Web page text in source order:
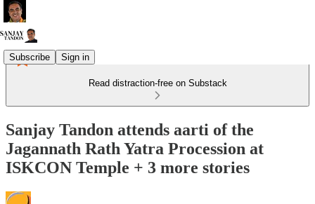
Subscribe Sign in
Read distraction-free on Substack
Sanjay Tandon attends aarti of the
Jagannath Rath Yatra Procession at
ISKCON Temple + 3 more stories